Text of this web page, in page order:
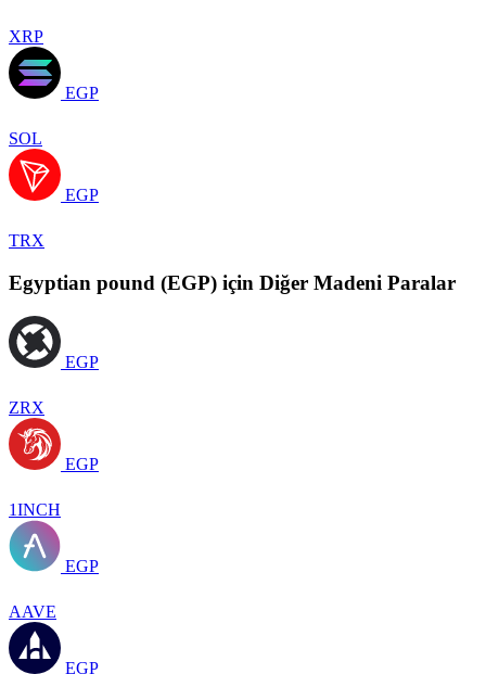
XRP
EGP
SOL
EGP
TRX
Egyptian pound (EGP) için Diğer Madeni Paralar
EGP
ZRX
EGP
1INCH
EGP
AAVE
EGP